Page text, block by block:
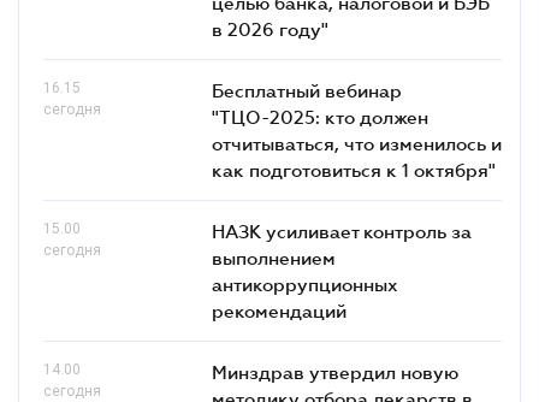
в 2026 году"
16.15
сегодня
Бесплатный вебинар
"ТЦО-2025: кто должен
отчитываться, что изменилось и
как подготовиться к 1 октября"
15.00
сегодня
НАЗК усиливает контроль за
выполнением
антикоррупционных
рекомендаций
14.00
сегодня
Минздрав утвердил новую